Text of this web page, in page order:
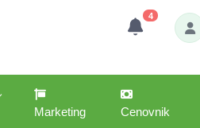
4
Marketing
Cenovnik